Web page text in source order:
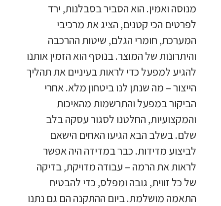
מנוסה ואמין. הוא הסביר בסבלנות, ירד
לפרטים הכי קטנים, הציג את מרכיבי
המערכת, חומרי הגלם, שיטות ההרכבה
והיתרונות של המוצר. בנוסף הוא הזמין אותנו
להגיע למפעל כדי לראות בעיניים את תהליך
הייצור – מה שנתן לנו ביטחון מלא. אחרי
הביקור במפעל והתרשמות מהאיכות
והמקצועיות, החלטנו לסגור עסקה בלב
שלם. בשלב הבא הגיעו האחים הישאם
לביצוע מדידות. כבר במדידה היה אפשר
לראות את הרמה – עבודה מדויקת, בדיקה
של כל זווית, גובה ומפלס, כדי להבטיח
התאמה מושלמת. ביום ההתקנה הם גם נתנו